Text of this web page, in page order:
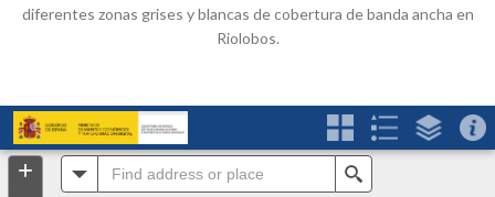
diferentes zonas grises y blancas de cobertura de banda ancha en
Riolobos.